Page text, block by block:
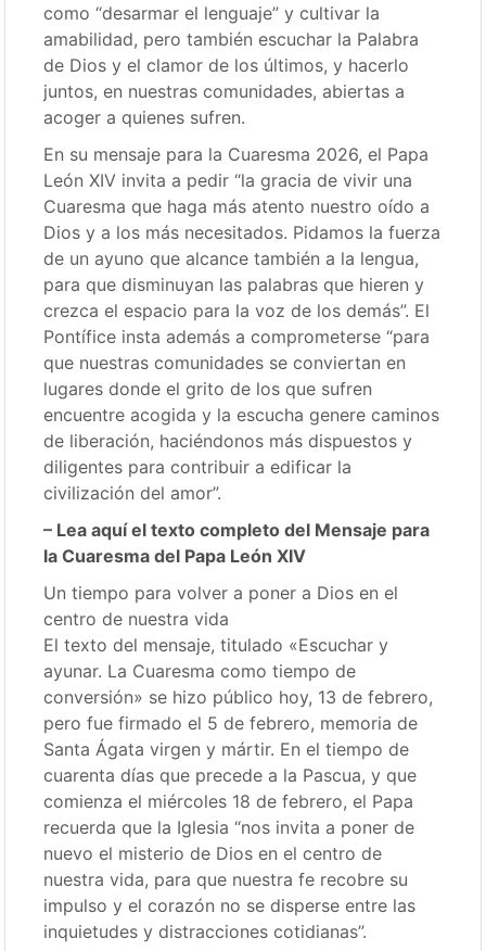
como “desarmar el lenguaje” y cultivar la
amabilidad, pero también escuchar la Palabra
de Dios y el clamor de los últimos, y hacerlo
juntos, en nuestras comunidades, abiertas a
acoger a quienes sufren.
En su mensaje para la Cuaresma 2026, el Papa
León XIV invita a pedir “la gracia de vivir una
Cuaresma que haga más atento nuestro oído a
Dios y a los más necesitados. Pidamos la fuerza
de un ayuno que alcance también a la lengua,
para que disminuyan las palabras que hieren y
crezca el espacio para la voz de los demás”. El
Pontífice insta además a comprometerse “para
que nuestras comunidades se conviertan en
lugares donde el grito de los que sufren
encuentre acogida y la escucha genere caminos
de liberación, haciéndonos más dispuestos y
diligentes para contribuir a edificar la
civilización del amor”.
– Lea aquí el texto completo del Mensaje para
la Cuaresma del Papa León XIV
Un tiempo para volver a poner a Dios en el
centro de nuestra vida
El texto del mensaje, titulado «Escuchar y
ayunar. La Cuaresma como tiempo de
conversión» se hizo público hoy, 13 de febrero,
pero fue firmado el 5 de febrero, memoria de
Santa Ágata virgen y mártir. En el tiempo de
cuarenta días que precede a la Pascua, y que
comienza el miércoles 18 de febrero, el Papa
recuerda que la Iglesia “nos invita a poner de
nuevo el misterio de Dios en el centro de
nuestra vida, para que nuestra fe recobre su
impulso y el corazón no se disperse entre las
inquietudes y distracciones cotidianas”.